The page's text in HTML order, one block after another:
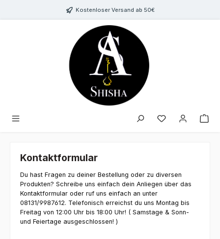
Zum Hauptinhalt springenKostenloser Versand ab 50€
Du hast 0
Kontaktformular
Du hast Fragen zu deiner Bestellung oder zu diversen
Produkten? Schreibe uns einfach dein Anliegen über das
Kontaktformular oder ruf uns einfach an unter
08131/9987612. Telefonisch erreichst du uns Montag bis
Freitag von 12:00 Uhr bis 18:00 Uhr! ( Samstage & Sonn-
und Feiertage ausgeschlossen! )